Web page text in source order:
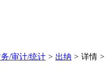
/审计/统计 > 出纳 > 详情 >